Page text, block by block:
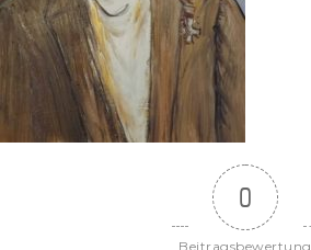
0
Beitragsbewertung